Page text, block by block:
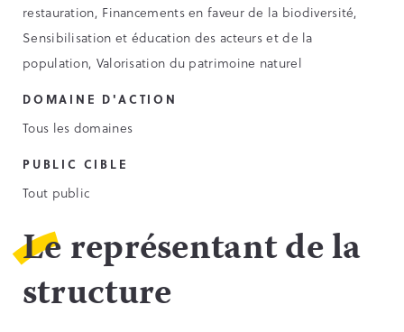
restauration, Financements en faveur de la biodiversité,
Sensibilisation et éducation des acteurs et de la
population, Valorisation du patrimoine naturel
DOMAINE D'ACTION
Tous les domaines
PUBLIC CIBLE
Tout public
Le représentant de la
structure